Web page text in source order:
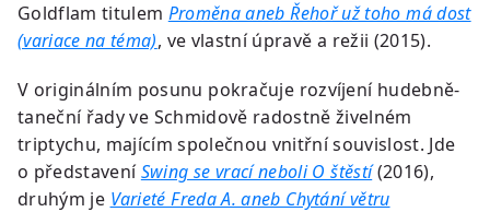
Goldflam titulem Proměna aneb Řehoř už toho má dost
(variace na téma), ve vlastní úpravě a režii (2015).
V originálním posunu pokračuje rozvíjení hudebně-
taneční řady ve Schmidově radostně živelném
triptychu, majícím společnou vnitřní souvislost. Jde
o představeníSwing se vrací neboli O štěstí(2016),
druhým je Varieté Freda A. aneb Chytání větru